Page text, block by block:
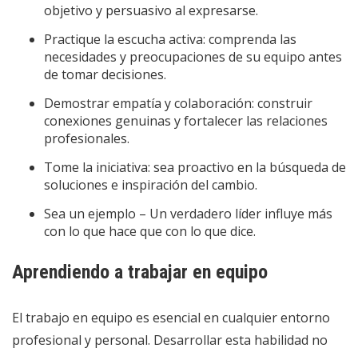
objetivo y persuasivo al expresarse.
Practique la escucha activa: comprenda las
necesidades y preocupaciones de su equipo antes
de tomar decisiones.
Demostrar empatía y colaboración: construir
conexiones genuinas y fortalecer las relaciones
profesionales.
Tome la iniciativa: sea proactivo en la búsqueda de
soluciones e inspiración del cambio.
Sea un ejemplo – Un verdadero líder influye más
con lo que hace que con lo que dice.
Aprendiendo a trabajar en equipo
El trabajo en equipo es esencial en cualquier entorno
profesional y personal. Desarrollar esta habilidad no